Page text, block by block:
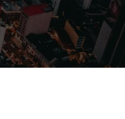
Filmes Séries Música